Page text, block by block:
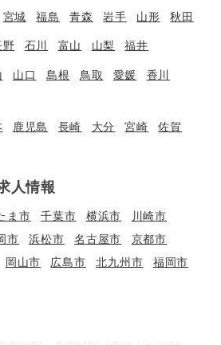
宮城 福島 青森 岩手 山形 秋田
野 石川 富山 山梨 福井
山口 島根 鳥取 愛媛
香川
鹿児島 長崎 大分 宮崎
佐賀
人情報
ま市 千葉市 横浜市
川崎市
市 浜松市 名古屋市
京都市
岡山市 広島市 北九州市
福岡市